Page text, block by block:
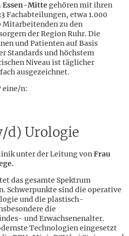
Essen-Mittegehören mit ihren
Fachabteilungen, etwa 1.000
Mitarbeitenden zu den
der Region Ruhr. Die
und Patienten auf Basis
Standards und höchstem
Niveau ist täglicher
ausgezeichnet.
eine/n:
d) Urologie
unter der Leitung vonFrau
das gesamte Spektrum
Schwerpunkte sind die operative
und die plastisch-
die
und Erwachsenenalter.
Technologien eingesetzt
anzeigen